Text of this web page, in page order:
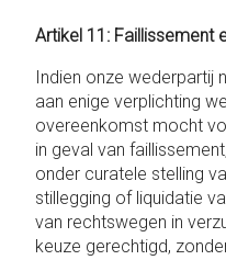
Artikel 11: Faillissement
Indien onze wederpartij
aan enige verplichting
overeenkomst mocht
in geval van
onder curatele stelling
stillegging of liquidatie
van rechtswegen in
keuze gerechtigd,